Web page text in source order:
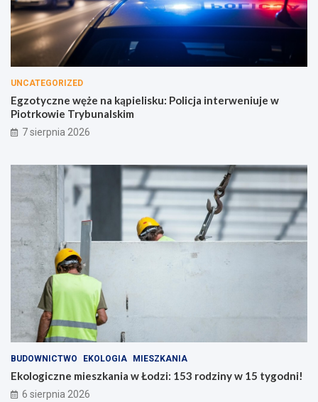
UNCATEGORIZED
Egzotyczne węże na kąpielisku: Policja interweniuje w
Piotrkowie Trybunalskim
7 sierpnia 2026
BUDOWNICTWO EKOLOGIA MIESZKANIA
Ekologiczne mieszkania w Łodzi: 153 rodziny w 15 tygodni!
6 sierpnia 2026